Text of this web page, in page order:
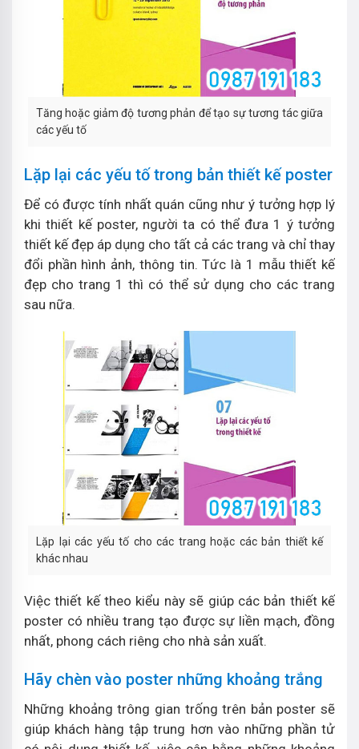
Tăng hoặc giảm độ tương phản để tạo sự tương tác giữa
các yếu tố
Lặp lại các yếu tố trong bản thiết kế poster
Để có được tính nhất quán cũng như ý tưởng hợp lý
khi thiết kế poster, người ta có thể đưa 1 ý tưởng
thiết kế đẹp áp dụng cho tất cả các trang và chỉ thay
đổi phần hình ảnh, thông tin. Tức là 1 mẫu thiết kế
đẹp cho trang 1 thì có thể sử dụng cho các trang
sau nữa.
Lặp lại các yếu tố cho các trang hoặc các bản thiết kế
khác nhau
Việc thiết kế theo kiểu này sẽ giúp các bản thiết kế
poster có nhiều trang tạo được sự liền mạch, đồng
nhất, phong cách riêng cho nhà sản xuất.
Hãy chèn vào poster những khoảng trắng
Những khoảng trông gian trống trên bản poster sẽ
giúp khách hàng tập trung hơn vào những phần tử